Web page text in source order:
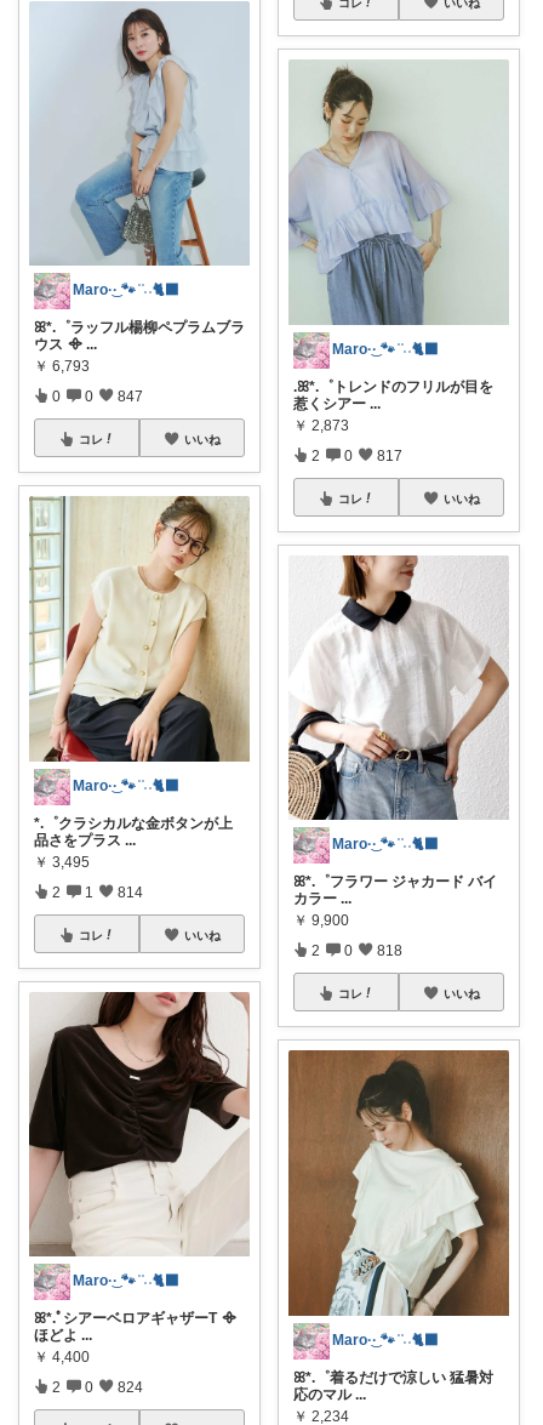
Maro·͜· 🐾 ͗ ͗˒˒🐈‍⬛
ꕤ*.゜ラッフル楊柳ペプラムブラ
ウス ᯽ ...
￥ 6,793
0 0 847
コレ いいね
Maro·͜· 🐾 ͗ ͗˒˒🐈‍⬛
*.゜クラシカルな金ボタンが上
品さをプラス ...
￥ 3,495
2 1 814
コレ いいね
Maro·͜· 🐾 ͗ ͗˒˒🐈‍⬛
ꕤ*.ﾟシアーベロアギャザーT ᯽
ほどよ ...
￥ 4,400
2 0 824
コレ いいね
Maro·͜· 🐾 ͗ ͗˒˒🐈‍⬛
.ꕤ*.゜トレンドのフリルが目を
惹くシアー ...
￥ 2,873
2 0 817
コレ いいね
Maro·͜· 🐾 ͗ ͗˒˒🐈‍⬛
ꕤ*.゜フラワー ジャカード バイ
カラー ...
￥ 9,900
2 0 818
コレ いいね
Maro·͜· 🐾 ͗ ͗˒˒🐈‍⬛
ꕤ*.゜着るだけで涼しい 猛暑対
応のマル ...
￥ 2,234